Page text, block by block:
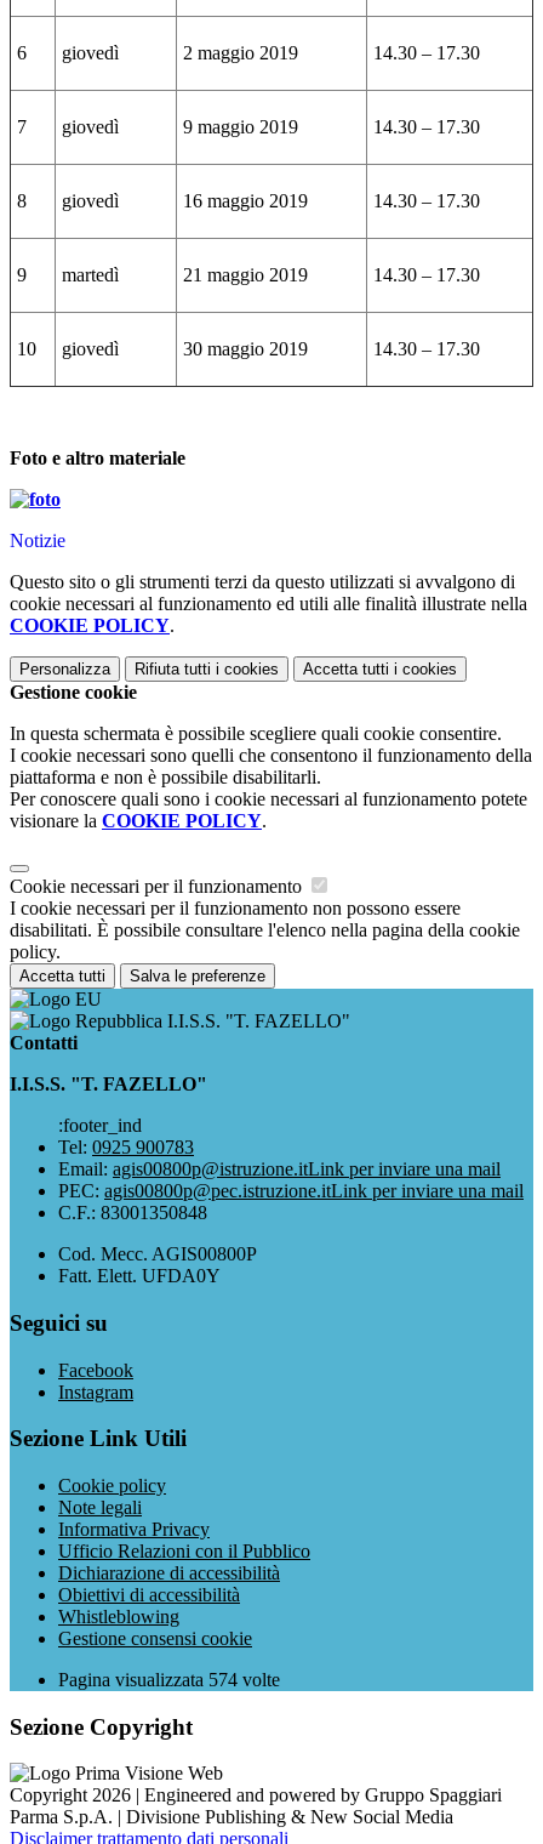
6 giovedì 2 maggio 2019 14.30 – 17.30
7 giovedì 9 maggio 2019 14.30 – 17.30
8 giovedì 16 maggio 2019 14.30 – 17.30
9 martedì 21 maggio 2019 14.30 – 17.30
10 giovedì 30 maggio 2019 14.30 – 17.30
Foto e altro materiale
Notizie
Questo sito o gli strumenti terzi da questo utilizzati si avvalgono di
cookie necessari al funzionamento ed utili alle finalità illustrate nella
COOKIE POLICY.
Personalizza Rifiuta tutti i cookies Accetta tutti i cookies
Gestione cookie
In questa schermata è possibile scegliere quali cookie consentire.
I cookie necessari sono quelli che consentono il funzionamento della
piattaforma e non è possibile disabilitarli.
Per conoscere quali sono i cookie necessari al funzionamento potete
visionare la COOKIE POLICY.
Cookie necessari per il funzionamento
I cookie necessari per il funzionamento non possono essere
disabilitati. È possibile consultare l'elenco nella pagina della cookie
policy.
Accetta tutti Salva le preferenze
I.I.S.S. "T. FAZELLO"
Contatti
I.I.S.S. "T. FAZELLO"
:footer_ind
Tel: 0925 900783
Email: agis00800p@istruzione.itLink per inviare una mail
PEC: agis00800p@pec.istruzione.itLink per inviare una mail
C.F.: 83001350848
Cod. Mecc. AGIS00800P
Fatt. Elett. UFDA0Y
Seguici su
Facebook
Instagram
Sezione Link Utili
Cookie policy
Note legali
Informativa Privacy
Ufficio Relazioni con il Pubblico
Dichiarazione di accessibilità
Obiettivi di accessibilità
Whistleblowing
Gestione consensi cookie
Pagina visualizzata 574 volte
Sezione Copyright
Copyright 2026 | Engineered and powered by Gruppo Spaggiari
Parma S.p.A. | Divisione Publishing & New Social Media
Disclaimer trattamento dati personali